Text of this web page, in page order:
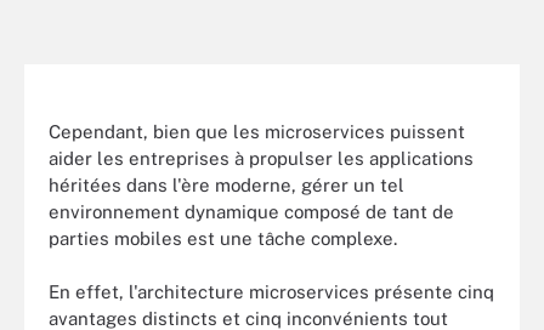
Cependant, bien que les microservices puissent
aider les entreprises à propulser les applications
héritées dans l'ère moderne, gérer un tel
environnement dynamique composé de tant de
parties mobiles est une tâche complexe.
En effet, l'architecture microservices présente cinq
avantages distincts et cinq inconvénients tout